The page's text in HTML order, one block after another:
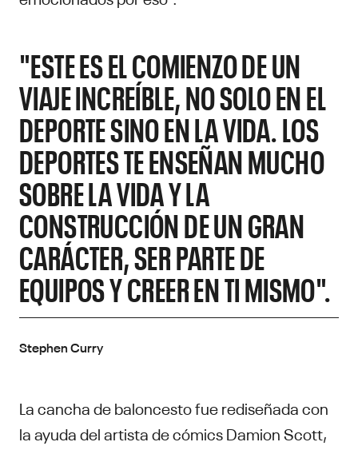
"ESTE ES EL COMIENZO DE UN
VIAJE INCREÍBLE, NO SOLO EN EL
DEPORTE SINO EN LA VIDA. LOS
DEPORTES TE ENSEÑAN MUCHO
SOBRE LA VIDA Y LA
CONSTRUCCIÓN DE UN GRAN
CARÁCTER, SER PARTE DE
EQUIPOS Y CREER EN TI MISMO".
Stephen Curry
La cancha de baloncesto fue rediseñada con
la ayuda del artista de cómics Damion Scott,